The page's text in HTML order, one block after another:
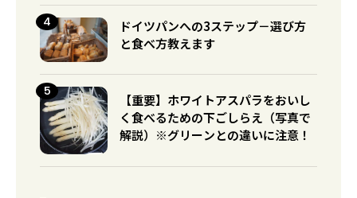
ドイツパンへの3ステップ－選び方
と食べ方教えます
【重要】ホワイトアスパラをおいし
く食べるための下ごしらえ（写真で
解説）※グリーンとの違いに注意！